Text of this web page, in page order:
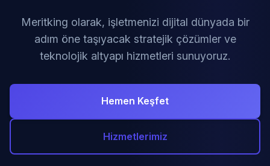
Meritking olarak, işletmenizi dijital dünyada bir
adım öne taşıyacak stratejik çözümler ve
teknolojik altyapı hizmetleri sunuyoruz.
Hemen Keşfet
Hizmetlerimiz